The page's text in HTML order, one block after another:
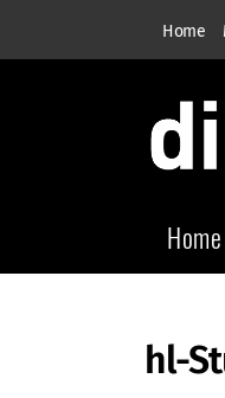
Home
Home
hl-